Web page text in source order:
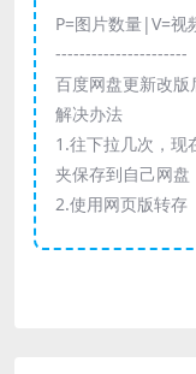
P=图片数量|V=视
----------------------
百度网盘更新改
解决办法
1.往下拉几次，现
夹保存到自己网盘
2.使用网页版转存